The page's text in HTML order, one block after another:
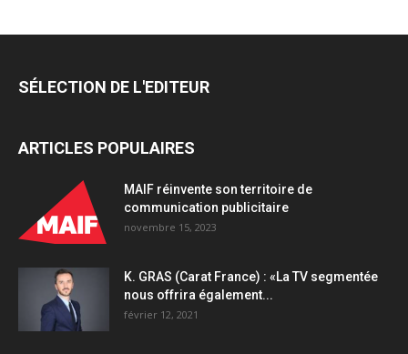
SÉLECTION DE L'EDITEUR
ARTICLES POPULAIRES
MAIF réinvente son territoire de
communication publicitaire
novembre 15, 2023
K. GRAS (Carat France) : «La TV segmentée
nous offrira également...
février 12, 2021